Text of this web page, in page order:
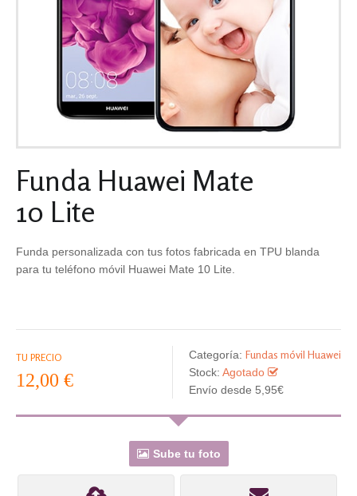
Funda Huawei Mate
10 Lite
Funda personalizada con tus fotos fabricada en TPU blanda
para tu teléfono móvil Huawei Mate 10 Lite.
TU PRECIO
12,00 €
Categoría: Fundas móvil Huawei
Stock: Agotado
Envío desde 5,95€
Sube tu foto